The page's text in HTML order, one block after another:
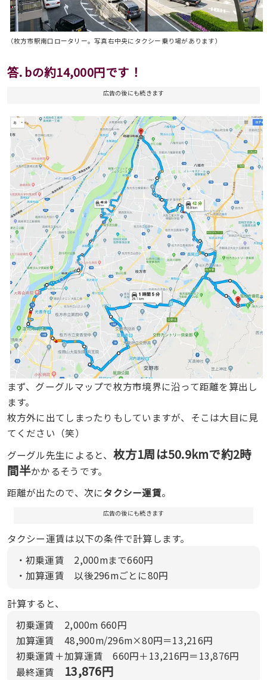
（枚方市駅南口ロータリー。写真右中央にタクシー乗り場があります）
答. bの約14,000円です！
広告の後にも続きます
まず、グーグルマップで枚方市境界に沿って距離を算出し
ます。
枚方外に出てしまったりもしていますが、そこは大目に見
てください（笑）
グーグル先生によると、 枚方1周は50.9kmで約2時
間半かかるそうです。
距離が出たので、次にタクシー運賃。
広告の後にも続きます
タクシー運賃は以下の条件で計算します。
・初乗運賃 2,000mまで660円
・加算運賃 以後296mごとに80円
計算すると、
初乗運賃 2,000m 660円
加算運賃 48,900m/296m×80円＝13,216円
初乗運賃＋加算運賃 660円＋13,216円＝13,876円
最終運賃 13,876円